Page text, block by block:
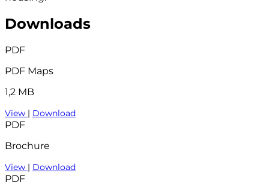
Downloads
PDF
PDF Maps
1,2 MB
View | Download
PDF
Brochure
View | Download
PDF